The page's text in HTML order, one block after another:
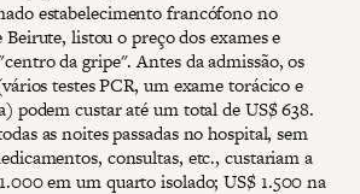
estabelecimento francófono no
listou o preço dos exames e
da gripe". Antes da admissão, os
testes PCR, um exame torácico e
podem custar até um total de US$ 638.
as noites passadas no hospital, sem
consultas, etc., custariam a
em um quarto isolado; US$ 1.500 na